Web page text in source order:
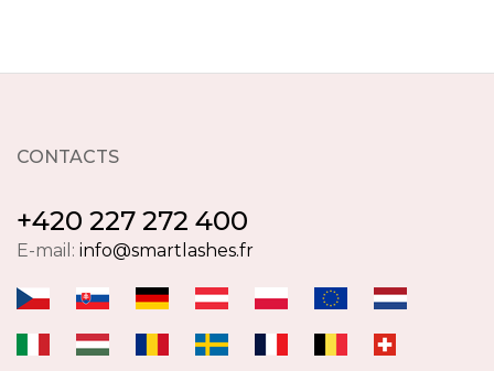
CONTACTS
+420 227 272 400
E-mail: info@smartlashes.fr